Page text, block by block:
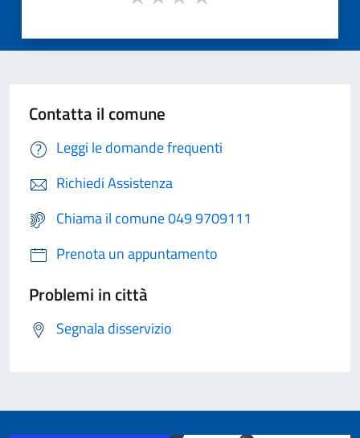
Contatta il comune
Leggi le domande frequenti
Richiedi Assistenza
Chiama il comune 049 9709111
Prenota un appuntamento
Problemi in città
Segnala disservizio